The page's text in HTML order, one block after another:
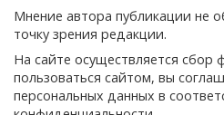
Мнение автора публикации не
точку зрения редакции.
На сайте осуществляется
пользоваться сайтом, вы
персональных данных в